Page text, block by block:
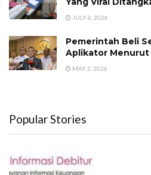
JULY 6, 2026
Pemerintah Beli
Aplikator Menurut
MAY 2, 2026
Popular Stories